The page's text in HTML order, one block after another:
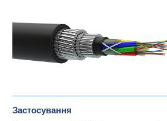
Застосування